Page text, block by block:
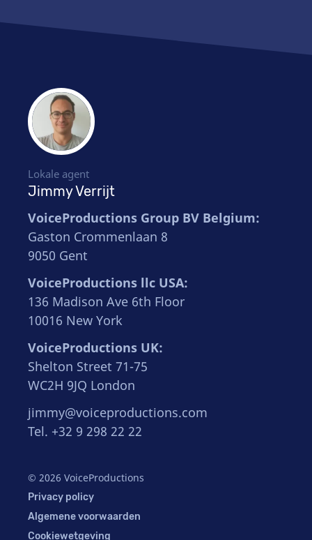
Lokale agent
Jimmy Verrijt
VoiceProductions Group BV Belgium:
Gaston Crommenlaan 8
9050 Gent
VoiceProductions llc USA:
136 Madison Ave 6th Floor
10016 New York
VoiceProductions UK:
Shelton Street 71-75
WC2H 9JQ London
jimmy@voiceproductions.com
Tel. +32 9 298 22 22
© 2026 VoiceProductions
Privacy policy
Algemene voorwaarden
Cookiewetgeving